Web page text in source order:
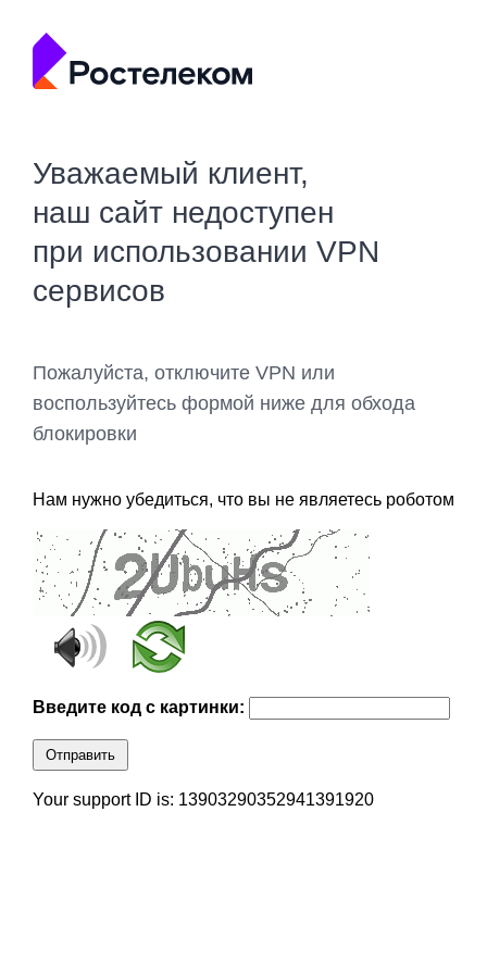
Уважаемый клиент,
наш сайт недоступен
при использовании VPN
сервисов
Пожалуйста, отключите VPN или
воспользуйтесь формой ниже для обхода
блокировки
Нам нужно убедиться, что вы не являетесь роботом
Введите код с картинки:
Отправить
Your support ID is: 13903290352941391920